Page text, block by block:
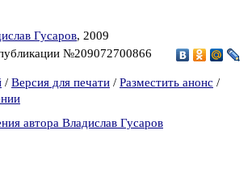
Гусаров, 2009
№209072700866
/ Версия для печати / Разместить анонс /
автора Владислав Гусаров